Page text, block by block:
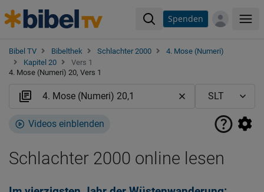
Spenden
Bibel TV Bibelthek Schlachter 2000
4. Mose (Numeri)
Kapitel 20
Vers 1
4. Mose (Numeri) 20, Vers 1
Videos einblenden
Schlachter 2000 online lesen